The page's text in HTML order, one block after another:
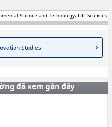
Science and Technology, Life Sciences
Studies
đã xem gần đây